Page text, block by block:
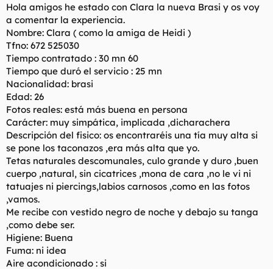
d
e
l
t
e
a
i
c
i
Hola amigos he estado con Clara la nueva Brasi y os voy
a comentar la experiencia.
Nombre: Clara ( como la amiga de Heidi )
Tfno: 672 525030
Tiempo contratado : 30 mn 60
Tiempo que duró el servicio : 25 mn
Nacionalidad: brasi
Edad: 26
Fotos reales: está más buena en persona
Carácter: muy simpática, implicada ,dicharachera
Descripción del fisico: os encontraréis una tía muy alta si
se pone los taconazos ,era más alta que yo.
Tetas naturales descomunales, culo grande y duro ,buen
cuerpo ,natural, sin cicatrices ,mona de cara ,no le vi ni
tatuajes ni piercings,labios carnosos ,como en las fotos
,vamos.
Me recibe con vestido negro de noche y debajo su tanga
,como debe ser.
Higiene: Buena
Fuma: ni idea
Aire acondicionado : si